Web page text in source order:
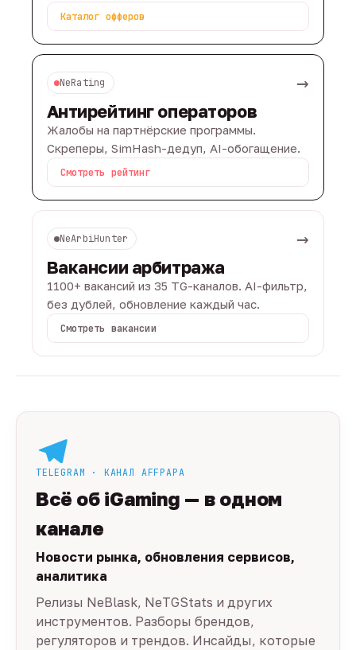
Каталог офферов
NeRating →
Антирейтинг операторов
Жалобы на партнёрские программы.
Скреперы, SimHash-дедуп, AI-обогащение.
Смотреть рейтинг
NeArbiHunter →
Вакансии арбитража
1100+ вакансий из 35 TG-каналов. AI-фильтр,
без дублей, обновление каждый час.
Смотреть вакансии
TELEGRAM · КАНАЛ AFFPAPA
Всё об iGaming — в одном
канале
Новости рынка, обновления сервисов,
аналитика
Релизы NeBlask, NeTGStats и других
инструментов. Разборы брендов,
регуляторов и трендов. Инсайды, которые